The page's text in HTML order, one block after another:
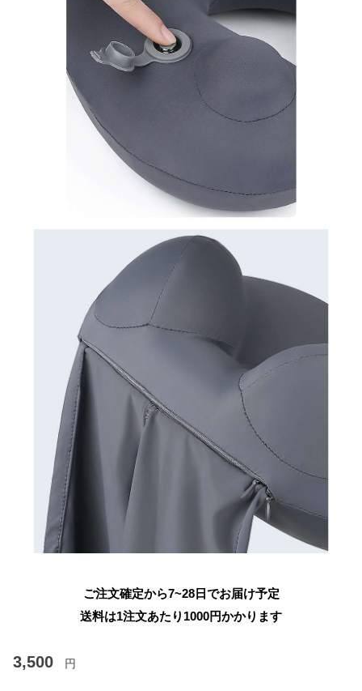
ご注文確定から7~28日でお届け予定
送料は1注文あたり 1000円かかります
3,500 円